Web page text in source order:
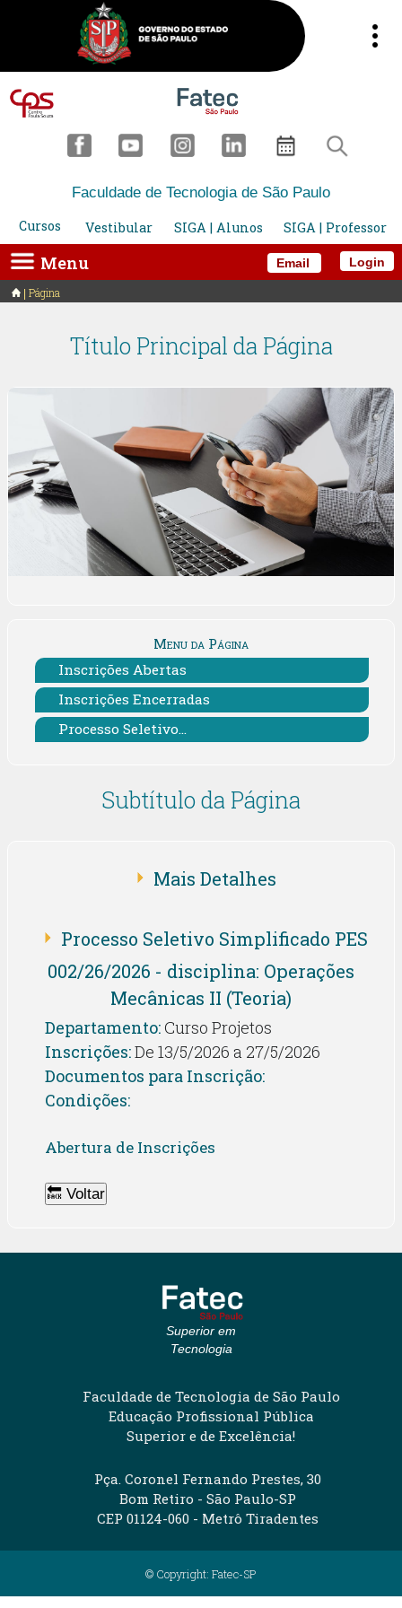
Email
Faculdade de Tecnologia de São Paulo
Cursos
Vestibular SIGA | Alunos SIGA | Professor
Menu Login
Página
Título Principal da Página
Menu da Página
Inscrições Abertas
Inscrições Encerradas
Processo Seletivo...
Subtítulo da Página
Mais Detalhes
Processo Seletivo Simplificado PES
002/26/2026 - disciplina: Operações
Mecânicas II (Teoria)
Departamento: Curso Projetos
Inscrições:De 13/5/2026 a 27/5/2026
Documentos para Inscrição:
Condições:
Abertura de Inscrições
🔙 Voltar
Superior em
Tecnologia
Faculdade de Tecnologia de São Paulo
Educação Profissional Pública
Superior e de Excelência!
Pça. Coronel Fernando Prestes, 30
Bom Retiro - São Paulo-SP
CEP 01124-060 - Metrô Tiradentes
© Copyright: Fatec-SP